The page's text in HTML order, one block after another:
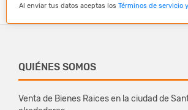
Al enviar tus datos aceptas los Términos de servicio
QUIÉNES SOMOS
Venta de Bienes Raices en la ciudad de